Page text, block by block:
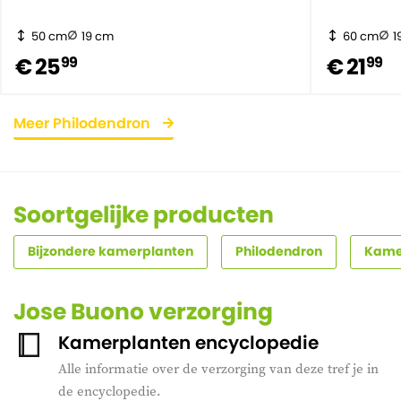
50 cm 19 cm
€ 2599
60 cm
€ 2199
Meer Philodendron
Soortgelijke producten
Bijzondere kamerplanten Philodendron
Jose Buono verzorging
Kamerplanten encyclopedie
Alle informatie over de verzorging van deze tref je in
de encyclopedie.